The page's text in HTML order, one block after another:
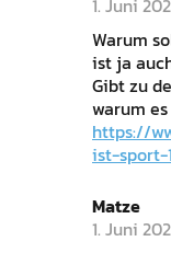
1. Juni
Warum
ist ja
Gibt zu
warum
https://
ist-sport-
Matze
1. Juni